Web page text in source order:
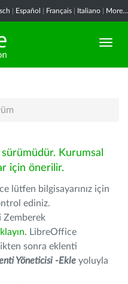
Español Français Italiano More...
Kurumsal
için önerilir.
lütfen bilgisayarınız için
ediniz.
Zemberek
. LibreOffice
sonra eklenti
Yöneticisi -Ekle yoluyla